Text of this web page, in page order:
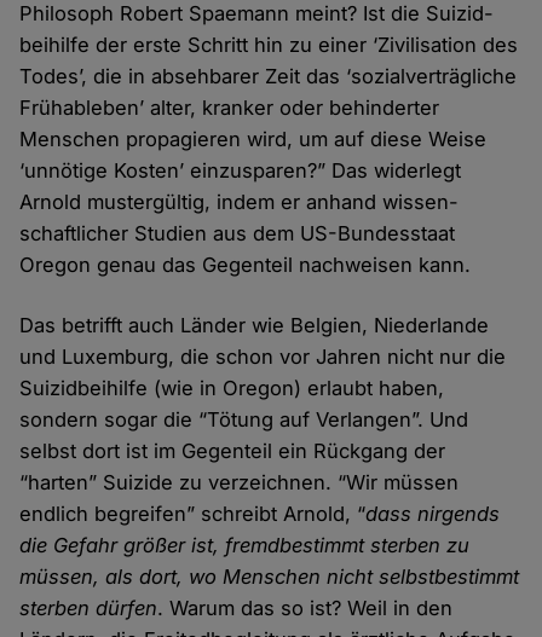
Philosoph Robert Spaemann meint? Ist die Suizid­
beihilfe der erste Schritt hin zu einer ‘Zivilisation des
Todes’, die in absehbarer Zeit das ‘sozial­verträgliche
Früh­ableben’ alter, kranker oder behinderter
Menschen propagieren wird, um auf diese Weise
‘un­nötige Kosten’ einzu­sparen?” Das widerlegt
Arnold muster­gültig, indem er anhand wissen­
schaftlicher Studien aus dem US-Bundes­staat
Oregon genau das Gegen­teil nach­weisen kann.
Das betrifft auch Länder wie Belgien, Niederlande
und Luxemburg, die schon vor Jahren nicht nur die
Suizid­beihilfe (wie in Oregon) erlaubt haben,
sondern sogar die “Tötung auf Ver­langen”. Und
selbst dort ist im Gegen­teil ein Rückgang der
“harten” Suizide zu ver­zeichnen. “Wir müssen
endlich begreifen” schreibt Arnold, “dass nirgends
die Gefahr größer ist, fremd­bestimmt sterben zu
müssen, als dort, wo Menschen nicht selbst­bestimmt
sterben dürfen. Warum das so ist? Weil in den